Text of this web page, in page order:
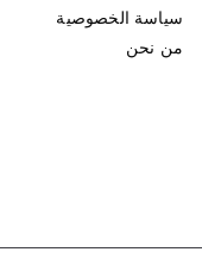
سياسة الخصوصية
من نحن